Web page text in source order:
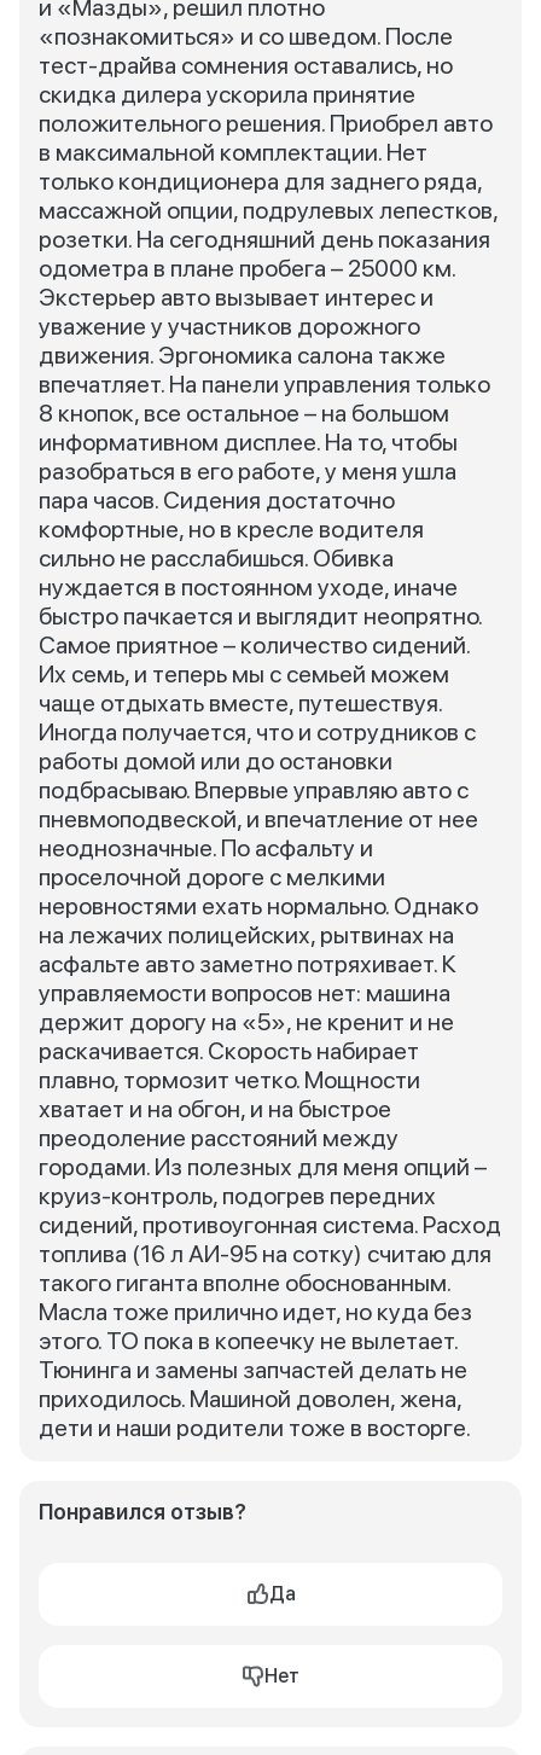
и «Мазды», решил плотно
«познакомиться» и со шведом. После
тест-драйва сомнения оставались, но
скидка дилера ускорила принятие
положительного решения. Приобрел авто
в максимальной комплектации. Нет
только кондиционера для заднего ряда,
массажной опции, подрулевых лепестков,
розетки. На сегодняшний день показания
одометра в плане пробега – 25000 км.
Экстерьер авто вызывает интерес и
уважение у участников дорожного
движения. Эргономика салона также
впечатляет. На панели управления только
8 кнопок, все остальное – на большом
информативном дисплее. На то, чтобы
разобраться в его работе, у меня ушла
пара часов. Сидения достаточно
комфортные, но в кресле водителя
сильно не расслабишься. Обивка
нуждается в постоянном уходе, иначе
быстро пачкается и выглядит неопрятно.
Самое приятное – количество сидений.
Их семь, и теперь мы с семьей можем
чаще отдыхать вместе, путешествуя.
Иногда получается, что и сотрудников с
работы домой или до остановки
подбрасываю. Впервые управляю авто с
пневмоподвеской, и впечатление от нее
неоднозначные. По асфальту и
проселочной дороге с мелкими
неровностями ехать нормально. Однако
на лежачих полицейских, рытвинах на
асфальте авто заметно потряхивает. К
управляемости вопросов нет: машина
держит дорогу на «5», не кренит и не
раскачивается. Скорость набирает
плавно, тормозит четко. Мощности
хватает и на обгон, и на быстрое
преодоление расстояний между
городами. Из полезных для меня опций –
круиз-контроль, подогрев передних
сидений, противоугонная система. Расход
топлива (16 л АИ-95 на сотку) считаю для
такого гиганта вполне обоснованным.
Масла тоже прилично идет, но куда без
этого. ТО пока в копеечку не вылетает.
Тюнинга и замены запчастей делать не
приходилось. Машиной доволен, жена,
дети и наши родители тоже в восторге.
Понравился отзыв?
Да
Нет